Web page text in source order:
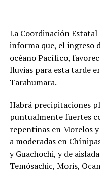
La Coordinación Estatal
informa que, el ingreso
océano Pacífico,
lluvias para esta tarde
Tarahumara.
Habrá precipitaciones
puntualmente fuertes
repentinas en Morelos
a moderadas en
y Guachochi, y de
Temósachic, Moris,